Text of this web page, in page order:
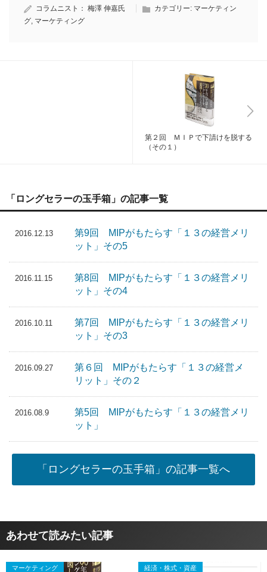
コラムニスト： 梅澤 伸嘉氏 カテゴリー: マーケティン
グ, マーケティング
第２回 ＭＩＰで下請けを脱する
（その１）
「ロングセラーの玉手箱」の記事一覧
2016.12.13
第9回 MIPがもたらす「１３の経営メリ
ット」その5
2016.11.15
第8回 MIPがもたらす「１３の経営メリ
ット」その4
2016.10.11
第7回 MIPがもたらす「１３の経営メリ
ット」その3
2016.09.27
第６回 MIPがもたらす「１３の経営メ
リット」その２
2016.08.9
第5回 MIPがもたらす「１３の経営メリ
ット」
「ロングセラーの玉手箱」の記事一覧へ
あわせて読みたい記事
マーケティング 経済・株式・資産